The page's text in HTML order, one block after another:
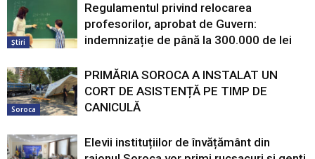
Știri
Regulamentul privind relocarea
profesorilor, aprobat de Guvern:
indemnizație de până la 300.000 de lei
Soroca
PRIMĂRIA SOROCA A INSTALAT UN
CORT DE ASISTENȚĂ PE TIMP DE
CANICULĂ
Elevii instituțiilor de învățământ din